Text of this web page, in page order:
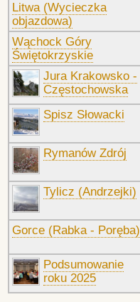
Litwa (Wycieczka
objazdowa)
Wąchock Góry
Świętokrzyskie
Jura Krakowsko -
Częstochowska
Spisz Słowacki
Rymanów Zdrój
Tylicz (Andrzejki)
Gorce (Rabka - Poręba)
Podsumowanie
roku 2025